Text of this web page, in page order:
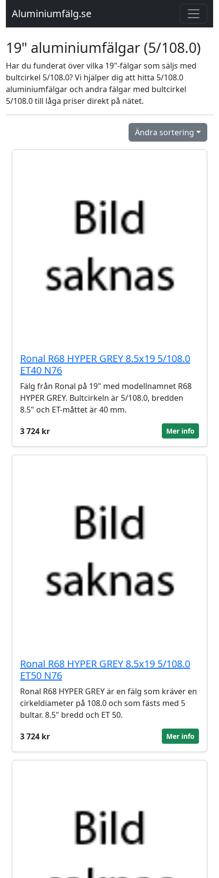
Aluminiumfälg.se
19" aluminiumfälgar (5/108.0)
Har du funderat över vilka 19"-fälgar som säljs med
bultcirkel 5/108.0? Vi hjälper dig att hitta 5/108.0
aluminiumfälgar och andra fälgar med bultcirkel
5/108.0 till låga priser direkt på nätet.
Ändra sortering
Ronal R68 HYPER GREY 8.5x19 5/108.0
ET40 N76
Fälg från Ronal på 19" med modellnamnet R68
HYPER GREY. Bultcirkeln är 5/108.0, bredden
8.5" och ET-måttet är 40 mm.
3 724 kr
Mer info
Ronal R68 HYPER GREY 8.5x19 5/108.0
ET50 N76
Ronal R68 HYPER GREY är en fälg som kräver en
cirkeldiameter på 108.0 och som fästs med 5
bultar. 8.5" bredd och ET 50.
3 724 kr
Mer info